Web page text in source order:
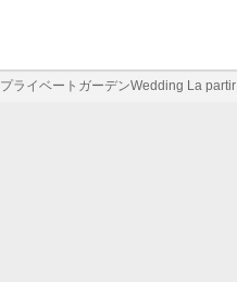
プライベートガーデンWedding La partir